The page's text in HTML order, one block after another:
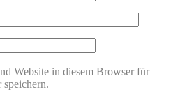
Website in diesem Browser für
speichern.